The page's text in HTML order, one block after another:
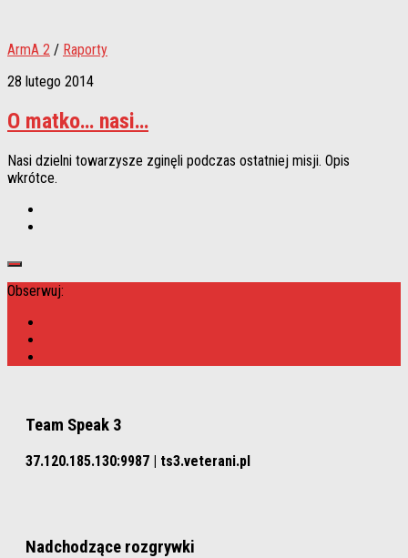
ArmA 2 / Raporty
28 lutego 2014
O matko… nasi…
Nasi dzielni towarzysze zginęli podczas ostatniej misji. Opis
wkrótce.
Obserwuj:
Team Speak 3
37.120.185.130:9987 | ts3.veterani.pl
Nadchodzące rozgrywki